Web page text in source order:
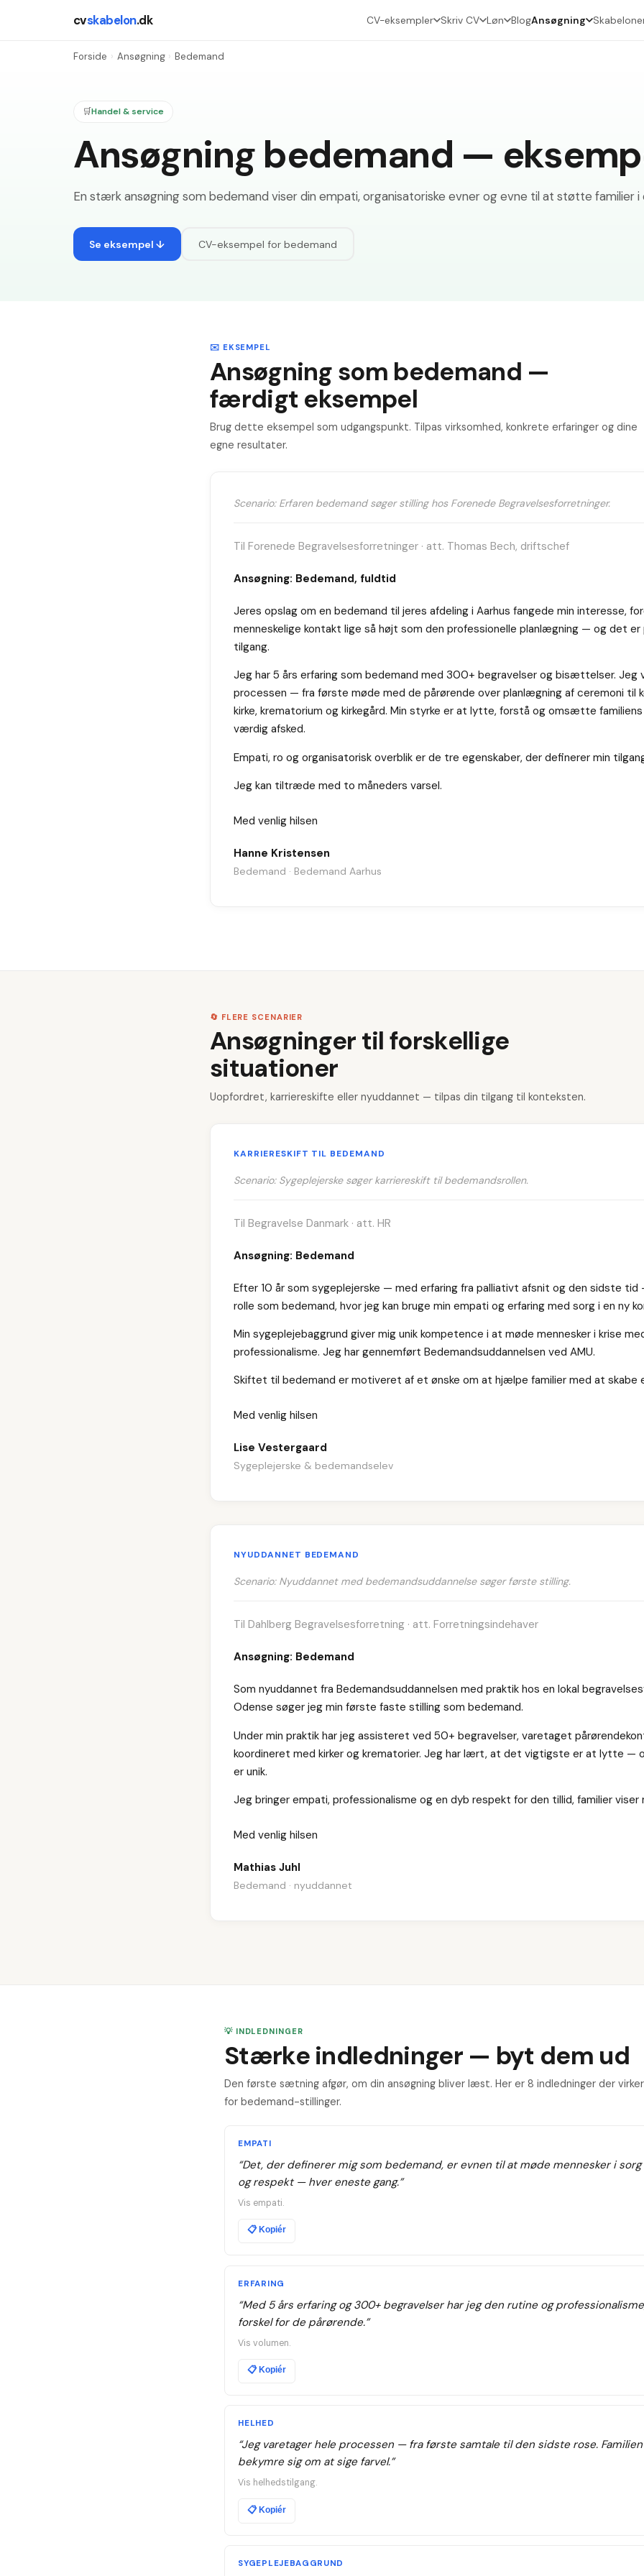
cvskabelon.dk CV-eksempler Skriv CV Løn BlogAnsøgning
Forside › Ansøgning › Bedemand
🛒Handel & service
Ansøgning bedemand —
En stærk ansøgning som bedemand viser din empati, organisatoriske evner og evne til at støtte
Se eksempel ↓ CV-eksempel for bedemand
✉️ EKSEMPEL
Ansøgning som bedemand —
færdigt eksempel
Brug dette eksempel som udgangspunkt. Tilpas virksomhed, konkrete erfaringer og dine
egne resultater.
Scenario: Erfaren bedemand søger stilling hos Forenede Begravelsesforretninger.
Til Forenede Begravelsesforretninger · att. Thomas Bech, driftschef
Ansøgning: Bedemand, fuldtid
Jeres opslag om en bedemand til jeres afdeling i Aarhus fangede min interesse,
menneskelige kontakt lige så højt som den professionelle planlægning — og det
tilgang.
Jeg har 5 års erfaring som bedemand med 300+ begravelser og bisættelser. Jeg
processen — fra første møde med de pårørende over planlægning af ceremoni til
kirke, krematorium og kirkegård. Min styrke er at lytte, forstå og omsætte
værdig afsked.
Empati, ro og organisatorisk overblik er de tre egenskaber, der definerer min
Jeg kan tiltræde med to måneders varsel.
Med venlig hilsen
Hanne Kristensen
Bedemand · Bedemand Aarhus
🔄 FLERE SCENARIER
Ansøgninger til forskellige
situationer
Uopfordret, karriereskifte eller nyuddannet — tilpas din tilgang til konteksten.
KARRIERESKIFT TIL BEDEMAND
Scenario: Sygeplejerske søger karriereskift til bedemandsrollen.
Til Begravelse Danmark · att. HR
Ansøgning: Bedemand
Efter 10 år som sygeplejerske — med erfaring fra palliativt afsnit og den sidste tid
rolle som bedemand, hvor jeg kan bruge min empati og erfaring med sorg i en ny
Min sygeplejebaggrund giver mig unik kompetence i at møde mennesker i krise
professionalisme. Jeg har gennemført Bedemandsuddannelsen ved AMU.
Skiftet til bedemand er motiveret af et ønske om at hjælpe familier med at skabe
Med venlig hilsen
Lise Vestergaard
Sygeplejerske & bedemandselev
NYUDDANNET BEDEMAND
Scenario: Nyuddannet med bedemandsuddannelse søger første stilling.
Til Dahlberg Begravelsesforretning · att. Forretningsindehaver
Ansøgning: Bedemand
Som nyuddannet fra Bedemandsuddannelsen med praktik hos en lokal
Odense søger jeg min første faste stilling som bedemand.
Under min praktik har jeg assisteret ved 50+ begravelser, varetaget
koordineret med kirker og krematorier. Jeg har lært, at det vigtigste er at lytte —
er unik.
Jeg bringer empati, professionalisme og en dyb respekt for den tillid, familier viser
Med venlig hilsen
Mathias Juhl
Bedemand · nyuddannet
💡 INDLEDNINGER
Stærke indledninger — byt dem ud
Den første sætning afgør, om din ansøgning bliver læst. Her er 8 indledninger der virker
for bedemand-stillinger.
EMPATI
“Det, der definerer mig som bedemand, er evnen til at møde mennesker i
og respekt — hver eneste gang.”
Vis empati.
📋Kopiér
ERFARING
“Med 5 års erfaring og 300+ begravelser har jeg den rutine og
forskel for de pårørende.”
Vis volumen.
📋Kopiér
HELHED
“Jeg varetager hele processen — fra første samtale til den sidste rose. Familien
bekymre sig om at sige farvel.”
Vis helhedstilgang.
📋Kopiér
SYGEPLEJEBAGGRUND